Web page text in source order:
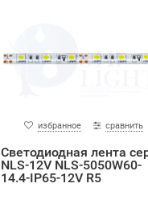
избранное сравнить
Светодиодная лента
NLS-12V NLS-5050W60-
14.4-IP65-12V R5